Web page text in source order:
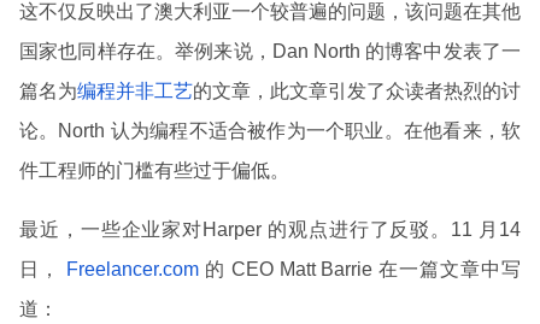
这不仅反映出了澳大利亚一个较普遍的问题，该问题在其他
国家也同样存在。举例来说，Dan North 的博客中发表了一
篇名为编程并非工艺的文章，此文章引发了众读者热烈的讨
论。North 认为编程不适合被作为一个职业。在他看来，软
件工程师的门槛有些过于偏低。
最近，一些企业家对Harper 的观点进行了反驳。11 月14
日，
Freelancer.com 的 CEO Matt Barrie 在一篇文章中写
道：